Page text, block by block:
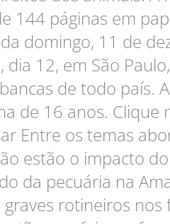
144 páginas em
domingo, 11 de
dia 12, em São
de todo país.
de 16 anos. Clique
Entre os temas
estão o impacto
da pecuária na
rotineiros nos